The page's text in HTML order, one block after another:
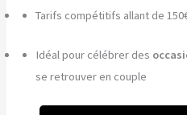
Tarifs compétitifs allant de
Idéal pour célébrer des
se retrouver en couple